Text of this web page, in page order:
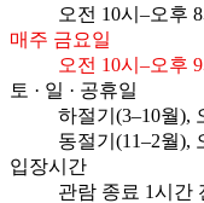
오전 10시–오후 8
매주 금요일
오전 10시–오후
토 · 일 · 공휴일
하절기(3–10월),
동절기(11–2월),
입장시간
관람 종료 1시간